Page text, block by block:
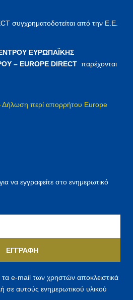
συγχρηματοδοτείται από την Ε.Ε.
ΕΥΡΩΠΑΪΚΗΣ
– EUROPE DIRECT παρέχονται
περί απορρήτου Europe
να εγγραφείτε στο ενημερωτικό
ΕΓΓΡΑΦΉ
e-mail των χρηστών αποκλειστικά
σε αυτούς ενημερωτικού υλικού